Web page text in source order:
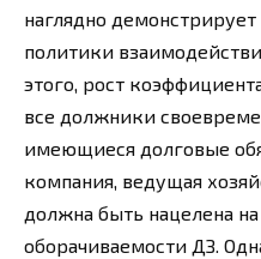
наглядно
политики
этого, рост
все должники
имеющиеся долговые
компания, ведущая
должна быть нацелена
оборачиваемости ДЗ.